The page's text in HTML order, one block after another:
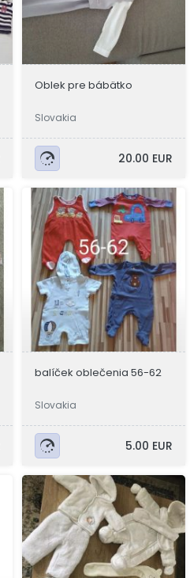
Oblek pre bábätko
Slovakia
20.00 EUR
balíček oblečenia 56-62
Slovakia
5.00 EUR